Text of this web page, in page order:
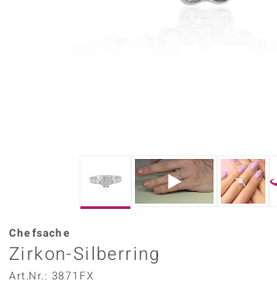
Vogue
Chefsache
Zirkon-Silberring
Art.Nr.: 3871FX